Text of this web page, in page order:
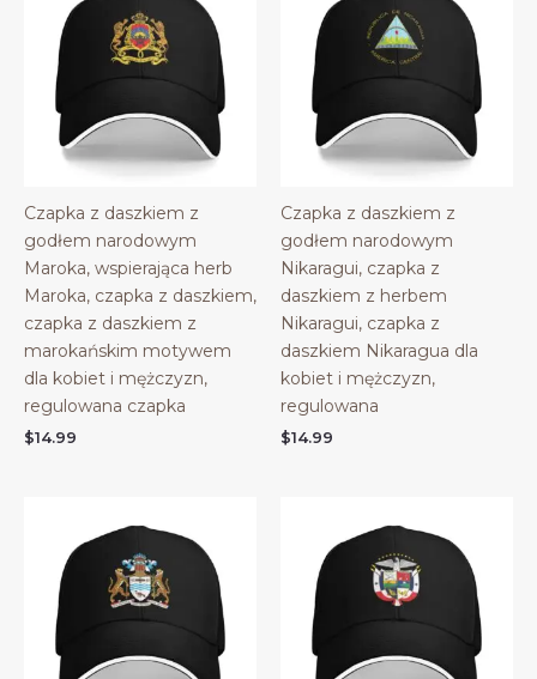
Czapka z daszkiem z
godłem narodowym
Maroka, wspierająca herb
Maroka, czapka z daszkiem,
czapka z daszkiem z
marokańskim motywem
dla kobiet i mężczyzn,
regulowana czapka
$14.99
Czapka z daszkiem z
godłem narodowym
Nikaragui, czapka z
daszkiem z herbem
Nikaragui, czapka z
daszkiem Nikaragua dla
kobiet i mężczyzn,
regulowana
$14.99